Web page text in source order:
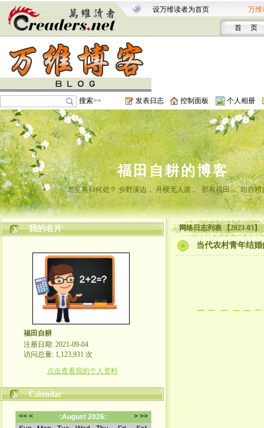
设万维读者为首页 万维
首 页
搜索>> 发表日志 控制面板 个人相册
福田自耕的博客
老至将归何处？ 乡野溪边， 舟横无人渡 。 那有福田 ， 咱自耕
我的名片
福田自耕
注册日期: 2021-09-04
访问总量: 1,123,931 次
点击查看我的个人资料
Calendar
网络日志列表 【2023-03】
当代农村青年结